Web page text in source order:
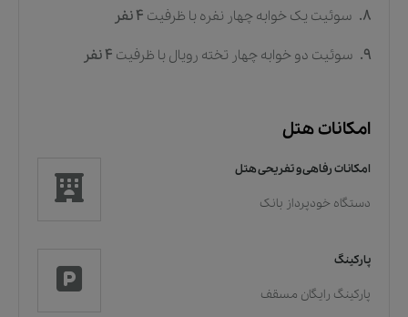
8. سوئیت یک خوابه چهار نفره با ظرفیت 4 نفر
9. سوئیت دو خوابه چهار تخته رویال با ظرفیت 4 نفر
امکانات هتل
امکانات رفاهی و تفریحی هتل
دستگاه خودپرداز بانک
پارکینگ
پارکینگ رایگان مسقف